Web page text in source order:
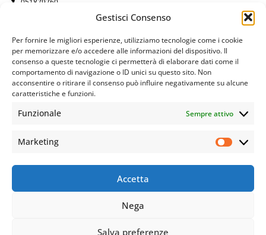
Gestisci Consenso
Per fornire le migliori esperienze, utilizziamo tecnologie come i cookie
per memorizzare e/o accedere alle informazioni del dispositivo. Il
consenso a queste tecnologie ci permetterà di elaborare dati come il
comportamento di navigazione o ID unici su questo sito. Non
acconsentire o ritirare il consenso può influire negativamente su alcune
caratteristiche e funzioni.
Funzionale Sempre attivo
Marketing
Accetta
Nega
Salva preferenze
051879760
amministrazione@funghivalentina.it
Aiuti di Stato
Shop
Cookie policy